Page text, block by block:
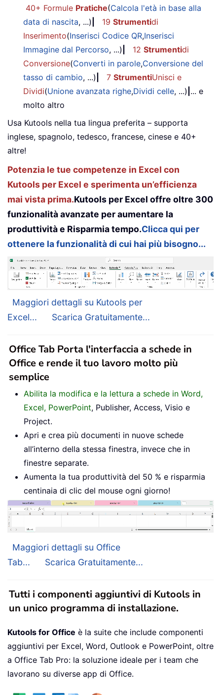
40+ Formule Pratiche(Calcola l'età in base alla
data di nascita, ...) 19 Strumentidi
Inserimento(Inserisci Codice QR,Inserisci
Immagine dal Percorso, ...) 12 Strumentidi
Conversione(Converti in parole,Conversione del
tasso di cambio, ...) 7 StrumentiUnisci e
Dividi(Unione avanzata righe,Dividi celle, ...) ... e
molto altro
Usa Kutools nella tua lingua preferita – supporta
inglese, spagnolo, tedesco, francese, cinese e 40+
altre!
Potenzia le tue competenze in Excel con
Kutools per Excel e sperimenta un’efficienza
mai vista prima.Kutools per Excel offre oltre 300
funzionalità avanzate per aumentare la
produttività e Risparmia tempo.Clicca qui per
ottenere la funzionalità di cui hai più bisogno...
Maggiori dettagli su Kutools per
Excel...
Scarica Gratuitamente...
Office Tab Porta l'interfaccia a schede in
Office e rende il tuo lavoro molto più
semplice
Abilita la modifica e la lettura a schede in Word,
Excel, PowerPoint, Publisher, Access, Visio e
Project.
Apri e crea più documenti in nuove schede
all’interno della stessa finestra, invece che in
finestre separate.
Aumenta la tua produttività del 50 % e risparmia
centinaia di clic del mouse ogni giorno!
Maggiori dettagli su Office
Tab...
Scarica Gratuitamente...
Tutti i componenti aggiuntivi di Kutools in
un unico programma di installazione.
Kutools for Office è la suite che include componenti
aggiuntivi per Excel, Word, Outlook e PowerPoint, oltre
a Office Tab Pro: la soluzione ideale per i team che
lavorano su diverse app di Office.